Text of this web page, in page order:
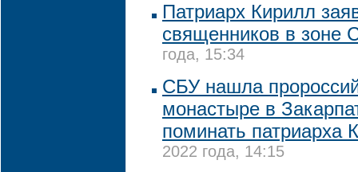
Патриарх Кирилл
священников в зоне
года, 15:34
CБУ нашла
монастыре в
поминать патриарха
2022 года, 14:15